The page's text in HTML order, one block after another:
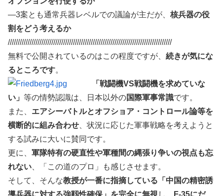
—3案とも通常兵器レベルでの議論が主だが、 核兵器の役
割をどう考えるか
///////////////////////////////////////////////////////////////////////////////////
無料で公開されているのはこの程度ですが、 続きが気にな
るところです。
「戦闘機VS戦闘機を求めていな
い」 等の情勢認識は、日本以外の国際軍事常識です。
また、 エアシーバトルとオフショア・コントロール論等を
横断的に組み合わせ 、状況に応じた軍事戦略を考えようと
する試みに大いに賛同です。
更に、 軍隊特有の硬直性や軍種間の縄張り争いの視点も忘
れない 、「この道のプロ」も感じさせます。
そして、そんな教授が一番に指摘している「中国の精密誘
導兵器に対する強靱性確保」を完全に無視し、
F-35にだ